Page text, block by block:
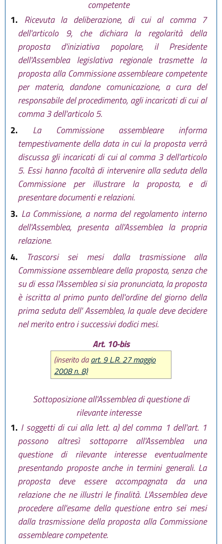
competente
1. Ricevuta la deliberazione, di cui al comma 7
dell'articolo 9, che dichiara la regolarità della
proposta d'iniziativa popolare, il Presidente
dell'Assemblea legislativa regionale trasmette la
proposta alla Commissione assembleare competente
per materia, dandone comunicazione, a cura del
responsabile del procedimento, agli incaricati di cui al
comma 3 dell'articolo 5.
2.
La Commissione assembleare informa
tempestivamente della data in cui la proposta verrà
discussa gli incaricati di cui al comma 3 dell'articolo
5. Essi hanno facoltà di intervenire alla seduta della
Commissione per illustrare la proposta, e di
presentare documenti e relazioni.
3. La Commissione, a norma del regolamento interno
dell'Assemblea, presenta all'Assemblea la propria
relazione.
4.
Trascorsi sei mesi dalla trasmissione alla
Commissione assembleare della proposta, senza che
su di essa l'Assemblea si sia pronunciata, la proposta
è iscritta al primo punto dell'ordine del giorno della
prima seduta dell' Assemblea, la quale deve decidere
nel merito entro i successivi dodici mesi.
Art. 10-bis
(inserito daart. 9 L.R. 27 maggio
2008 n. 8)
Sottoposizione all'Assemblea di questione di
rilevante interesse
1. I soggetti di cui alla lett. a) del comma 1 dell'art. 1
possono altresì sottoporre all'Assemblea una
questione di rilevante interesse eventualmente
presentando proposte anche in termini generali. La
proposta deve essere accompagnata da una
relazione che ne illustri le finalità. L'Assemblea deve
procedere all'esame della questione entro sei mesi
dalla trasmissione della proposta alla Commissione
assembleare competente.